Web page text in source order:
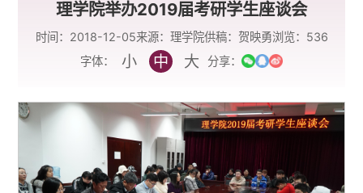
理学院举办2019届考研学生座谈会
时间：2018-12-05来源：理学院供稿：贺映勇浏览： 536
字体：
小 中 大 分享：